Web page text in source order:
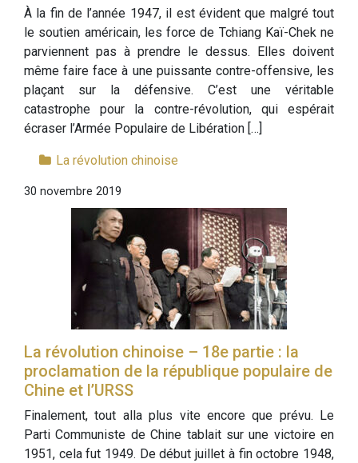
À la fin de l’année 1947, il est évident que malgré tout
le soutien américain, les force de Tchiang Kaï-Chek ne
parviennent pas à prendre le dessus. Elles doivent
même faire face à une puissante contre-offensive, les
plaçant sur la défensive. C’est une véritable
catastrophe pour la contre-révolution, qui espérait
écraser l’Armée Populaire de Libération […]
La révolution chinoise
30 novembre 2019
La révolution chinoise – 18e partie : la
proclamation de la république populaire de
Chine et l’URSS
Finalement, tout alla plus vite encore que prévu. Le
Parti Communiste de Chine tablait sur une victoire en
1951, cela fut 1949. De début juillet à fin octobre 1948,